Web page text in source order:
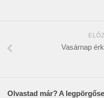
Vasárnap
Olvastad már? A